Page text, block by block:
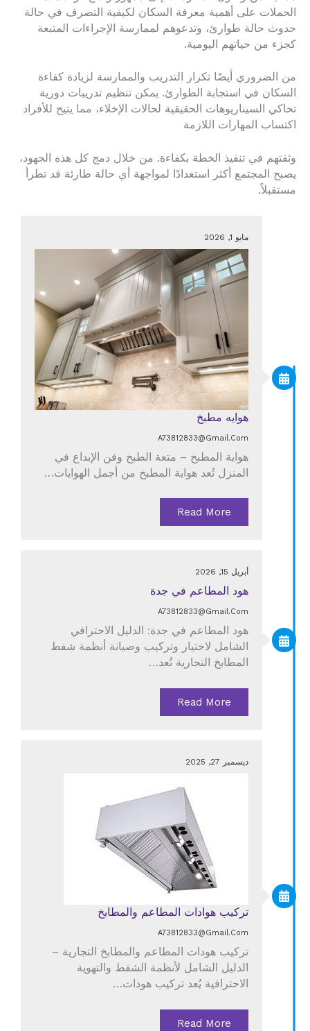
الحملات على أهمية معرفة السكان لكيفية التصرف في حالة
حدوث حالة طوارئ، وتدعوهم لممارسة الإجراءات المتبعة
كجزء من حياتهم اليومية.
من الضروري أيضًا تكرار التدريب والممارسة لزيادة كفاءة
السكان في استجابة الطوارئ. يمكن تنظيم تدريبات دورية
تحاكي السيناريوهات الحقيقية لحالات الإخلاء، مما يتيح للأفراد
اكتساب المهارات اللازمة
وثقتهم في تنفيذ الخطة بكفاءة. من خلال دمج كل هذه الجهود،
يصبح المجتمع أكثر استعدادًا لمواجهة أي حالة طارئة قد تطرأ
مستقبلاً.
مايو 1, 2026
هوايه مطبخ
A73812833@gmail.com
هواية المطبخ – متعة الطبخ وفن الإبداع في
المنزل تُعد هواية المطبخ من أجمل الهوايات…
Read More
أبريل 15, 2026
هود المطاعم في جدة
A73812833@gmail.com
هود المطاعم في جدة: الدليل الاحترافي
الشامل لاختيار وتركيب وصيانة أنظمة شفط
المطابخ التجارية تُعد…
Read More
ديسمبر 27, 2025
تركيب هوادات المطاعم والمطابخ
A73812833@gmail.com
تركيب هودات المطاعم والمطابخ التجارية –
الدليل الشامل لأنظمة الشفط والتهوية
الاحترافية يُعد تركيب هودات…
Read More